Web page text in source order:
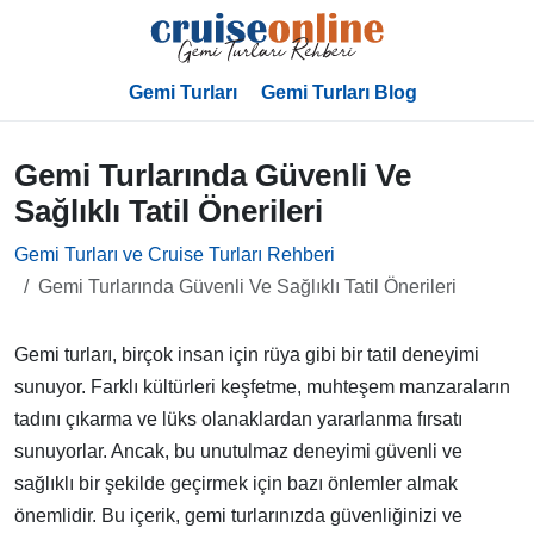
Gemi Turları Gemi Turları Blog
Gemi Turlarında Güvenli Ve
Sağlıklı Tatil Önerileri
Gemi Turları ve Cruise Turları Rehberi
Gemi Turlarında Güvenli Ve Sağlıklı Tatil Önerileri
Gemi turları, birçok insan için rüya gibi bir tatil deneyimi
sunuyor. Farklı kültürleri keşfetme, muhteşem manzaraların
tadını çıkarma ve lüks olanaklardan yararlanma fırsatı
sunuyorlar. Ancak, bu unutulmaz deneyimi güvenli ve
sağlıklı bir şekilde geçirmek için bazı önlemler almak
önemlidir. Bu içerik, gemi turlarınızda güvenliğinizi ve